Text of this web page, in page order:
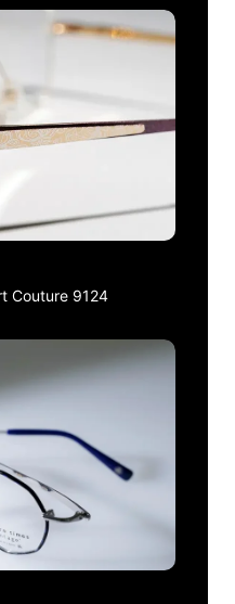
Couture 9124